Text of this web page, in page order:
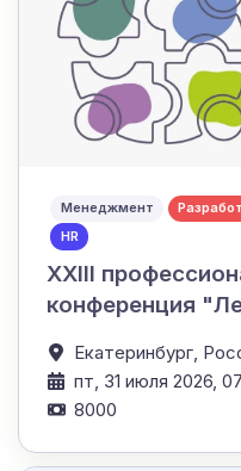
Менеджмент
HR
XXIII
конференция
Екатеринбург,
пт, 31 июля 2026,
8000